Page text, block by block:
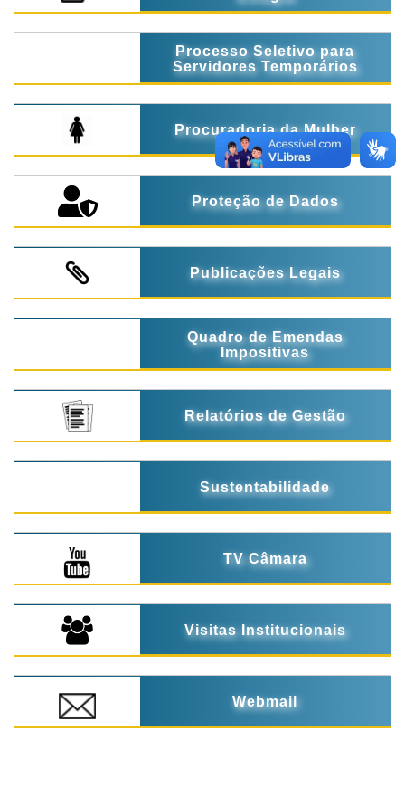
Processo Seletivo para
Servidores Temporários
Procuradoria da Mulher
Proteção de Dados
Publicações Legais
Quadro de Emendas
Impositivas
Relatórios de Gestão
Sustentabilidade
TV Câmara
Visitas Institucionais
Webmail